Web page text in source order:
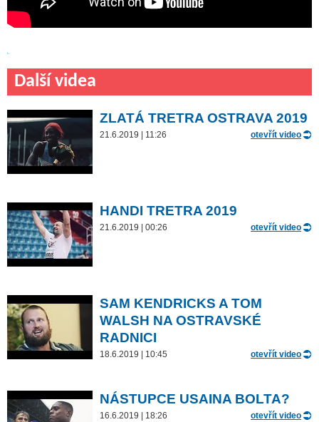
Další videa
ZLATÁ TRETRA OSTRAVA 2019
21.6.2019 | 11:26 otevřít video
HANDI TRETRA 2019
21.6.2019 | 00:26 otevřít video
SAM KENDRICKS A TOM
WALSH NA OSTRAVSKÉ
RADNICI
18.6.2019 | 10:45 otevřít video
NÁSTUPCE USAINA BOLTA?
16.6.2019 | 18:26 otevřít video